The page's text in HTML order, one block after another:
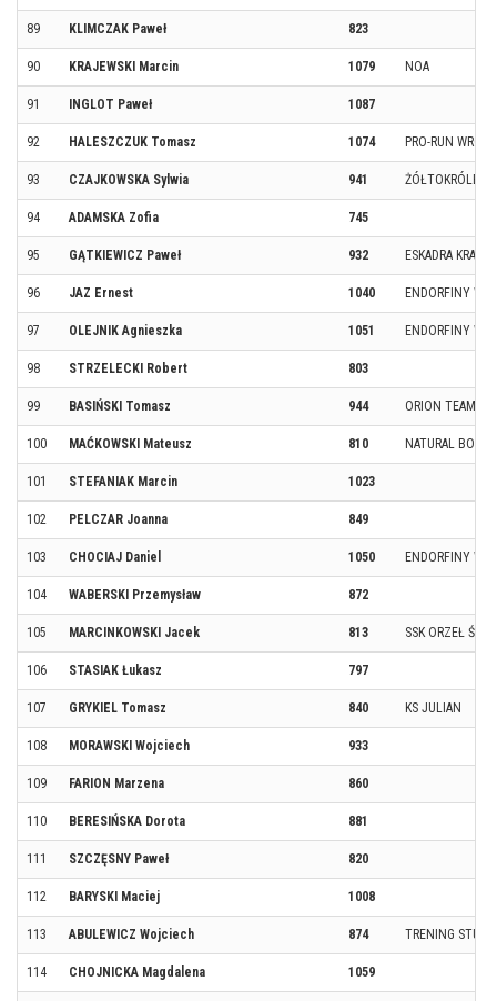
89 KLIMCZAK Paweł 823
90 KRAJEWSKI Marcin 1079 NOA
91 INGLOT Paweł 1087
92 HALESZCZUK Tomasz 1074 PRO-RUN
93 CZAJKOWSKA Sylwia 941
94 ADAMSKA Zofia 745
95 GĄTKIEWICZ Paweł 932 ESKADRA
96 JAZ Ernest 1040 ENDORFINY
97 OLEJNIK Agnieszka 1051 ENDORFINY
98 STRZELECKI Robert 803
99 BASIŃSKI Tomasz 944 ORION TEAM
100 MAĆKOWSKI Mateusz 810 NATURAL BORN
101 STEFANIAK Marcin 1023
102 PELCZAR Joanna 849
103 CHOCIAJ Daniel 1050 ENDORFINY
104 WABERSKI Przemysław 872
105 MARCINKOWSKI Jacek 813 SSK ORZEŁ
106 STASIAK Łukasz 797
107 GRYKIEL Tomasz 840 KS JULIAN
108 MORAWSKI Wojciech 933
109 FARION Marzena 860
110 BERESIŃSKA Dorota 881
111 SZCZĘSNY Paweł 820
112 BARYSKI Maciej 1008
113 ABULEWICZ Wojciech 874 TRENING
114 CHOJNICKA Magdalena 1059